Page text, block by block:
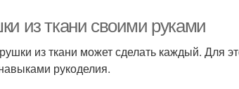
из ткани своими руками
из ткани может сделать каждый. Для
рукоделия.